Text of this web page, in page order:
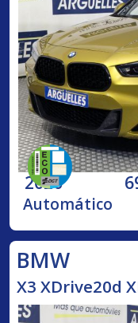
2020
Automático
BMW
X3 XDrive20d